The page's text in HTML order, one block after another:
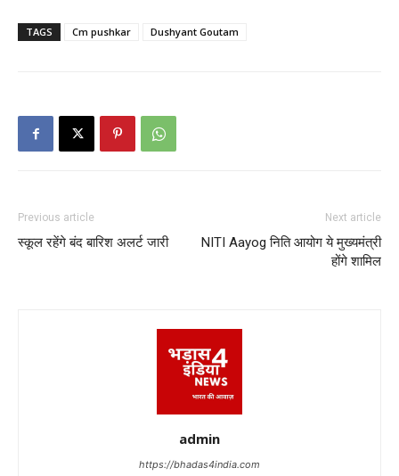
TAGS Cm pushkar Dushyant Goutam
Previous article
स्कूल रहेंगे बंद बारिश अलर्ट जारी
Next article
NITI Aayog निति आयोग ये मुख्यमंत्री
होंगे शामिल
admin
https://bhadas4india.com